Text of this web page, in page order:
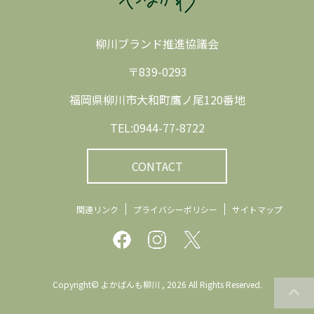
柳川ブランド推進協議会
〒839-0293
福岡県柳川市大和町鷹ノ尾120番地
TEL:0944-77-8722
CONTACT
関連リンク プライバシーポリシー サイトマップ
Copyright© よかばんも柳川 , 2026 All Rights Reserved.